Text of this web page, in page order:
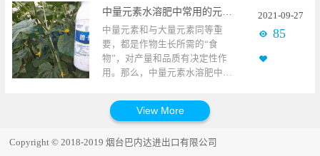
较高，尤其是要满足作物生长的
同时，不破坏土壤结构，可持续
发展。巴内达碧卡大量元素水溶
肥就是这样，养分含量高，全水
溶、速溶，利用率高达百分之95
结等问题，而且在规定稀释倍数
的5倍内，不发生肥害，非常适合
在个作物上使用，充分为用户利
在植保会上亮相外。巴内达还通
过个性化服务为经销商匹配对应
单品，为不同作物配制不同施肥
套餐，为此次展会锦上添花。 在
展会过程中，不少经销商、种植
户都表示要与巴内达合作，在他
就是解决作物营养问题和抗逆提
质增产，再加上科学配方，作物
解决方案，产品+服务解决用户问
多作物生物肥料或有机肥的添加
用，但不是较好的矿源黄腐酸钾
选择。 而巴内达碧卡矿源黄腐酸
钾，原料提取与植物体内，含有
百分之55的矿源腐殖酸，百分之
和百分之12的氧化钾，盐分指数
低，可以更好的活化土壤，改良
酸腺苷”，在酸碱失衡、土壤板结
用碧卡大量元素水溶肥1、营养更
全 大量元素水溶肥不再像传统复
合肥一样，仅包含一种或两种以
上元素，配方和营养元素较为单
一。巴内达碧卡大量元素水溶肥
+微量元素生产，营养物质更加齐
全，也更有助于作物生长。市场
酸、鱼蛋白等物质，构成功能型
中量元素水溶肥中常用的元素有哪些？有什么作用？
中量元素和与大量元素同等重
要，都是作物生长所需的“食
物”，对产量和品质有决定性作
用。那么，中量元素水溶肥中常
呢？ 黄瓜使用碧卡中量元素水溶
肥1、钙钙肥是作物绣球较多的中
量元素，它一方面能很好的调节
2021-09-27
85
Copyright © 2018-2019 烟台巴内达进出口有限公司